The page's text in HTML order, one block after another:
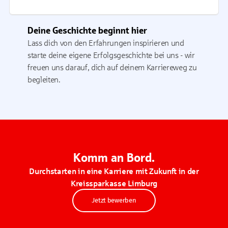
Deine Geschichte beginnt hier
Lass dich von den Erfahrungen inspirieren und
starte deine eigene Erfolgsgeschichte bei uns - wir
freuen uns darauf, dich auf deinem Karriereweg zu
begleiten.
Komm an Bord.
Durchstarten in eine Karriere mit Zukunft in der
Kreissparkasse Limburg
Jetzt bewerben